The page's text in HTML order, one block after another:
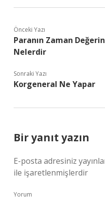
Önceki Yazı
Paranın Zaman
Nelerdir
Sonraki Yazı
Korgeneral Ne Yapar
Bir yanıt yazın
E-posta adresiniz
ile işaretlenmişlerdir
Yorum